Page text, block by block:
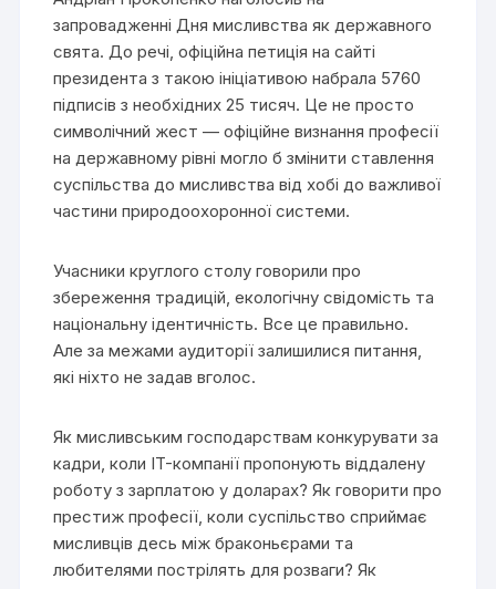
запровадженні Дня мисливства як державного
свята. До речі, офіційна петиція на сайті
президента з такою ініціативою набрала 5760
підписів з необхідних 25 тисяч. Це не просто
символічний жест — офіційне визнання професії
на державному рівні могло б змінити ставлення
суспільства до мисливства від хобі до важливої
частини природоохоронної системи.
Учасники круглого столу говорили про
збереження традицій, екологічну свідомість та
національну ідентичність. Все це правильно.
Але за межами аудиторії залишилися питання,
які ніхто не задав вголос.
Як мисливським господарствам конкурувати за
кадри, коли IT-компанії пропонують віддалену
роботу з зарплатою у доларах? Як говорити про
престиж професії, коли суспільство сприймає
мисливців десь між браконьєрами та
любителями пострілять для розваги? Як